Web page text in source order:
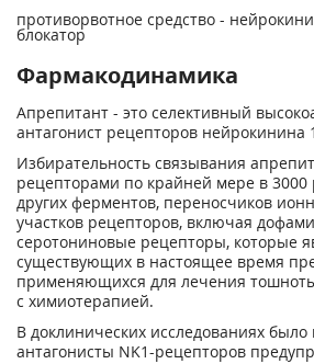
противорвотное средство -
блокатор
Фармакодинамика
Апрепитант - это селективный
антагонист рецепторов нейрокинина
Избирательность связывания
рецепторами по крайней мере в
других ферментов, переносчиков
участков рецепторов, включая
серотониновые рецепторы, которые
существующих в настоящее время
применяющихся для лечения
с химиотерапией.
В доклинических исследованиях было
антагонисты NK1-рецепторов